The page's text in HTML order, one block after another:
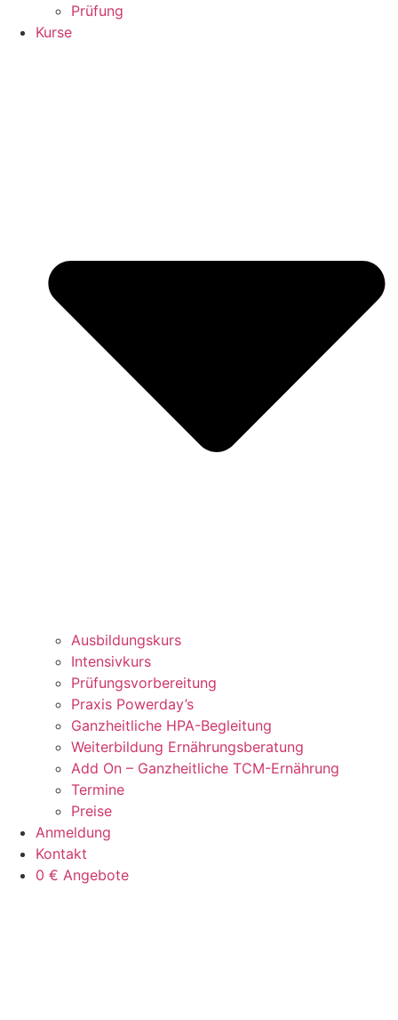
Prüfung
Kurse
Ausbildungskurs
Intensivkurs
Prüfungsvorbereitung
Praxis Powerday’s
Ganzheitliche HPA-Begleitung
Weiterbildung Ernährungsberatung
Add On – Ganzheitliche TCM-Ernährung
Termine
Preise
Anmeldung
Kontakt
0 € Angebote